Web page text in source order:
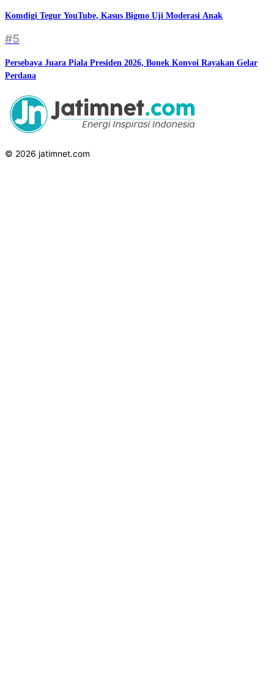
Komdigi Tegur YouTube, Kasus Bigmo Uji Moderasi Anak
#5
Persebaya Juara Piala Presiden 2026, Bonek Konvoi Rayakan Gelar
Perdana
© 2026 jatimnet.com